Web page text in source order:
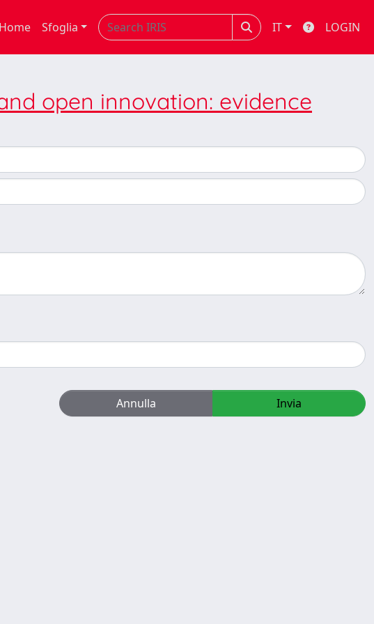
Home Sfoglia IT LOGIN
open innovation: evidence
Annulla Invia